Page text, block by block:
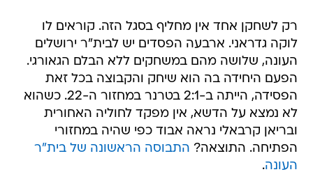
רק לשחקן אחד אין מחליף בסגל הזה. קוראים לו
לוקה גדראני. ארבעה הפסדים יש לבית"ר ירושלים
העונה, שלושה מהם במשחקים ללא הבלם הגאורגי.
הפעם היחידה בה הוא שיחק והקבוצה בכל זאת
הפסידה, הייתה ב-2:1 בטרנר במחזור ה-22. כשהוא
לא נמצא על הדשא, אין מפקד לחוליה האחורית
ובריאן קרבאלי נראה אבוד כפי שהיה במחזורי
הפתיחה. התוצאה? התבוסה הראשונה של בית"ר
העונה.